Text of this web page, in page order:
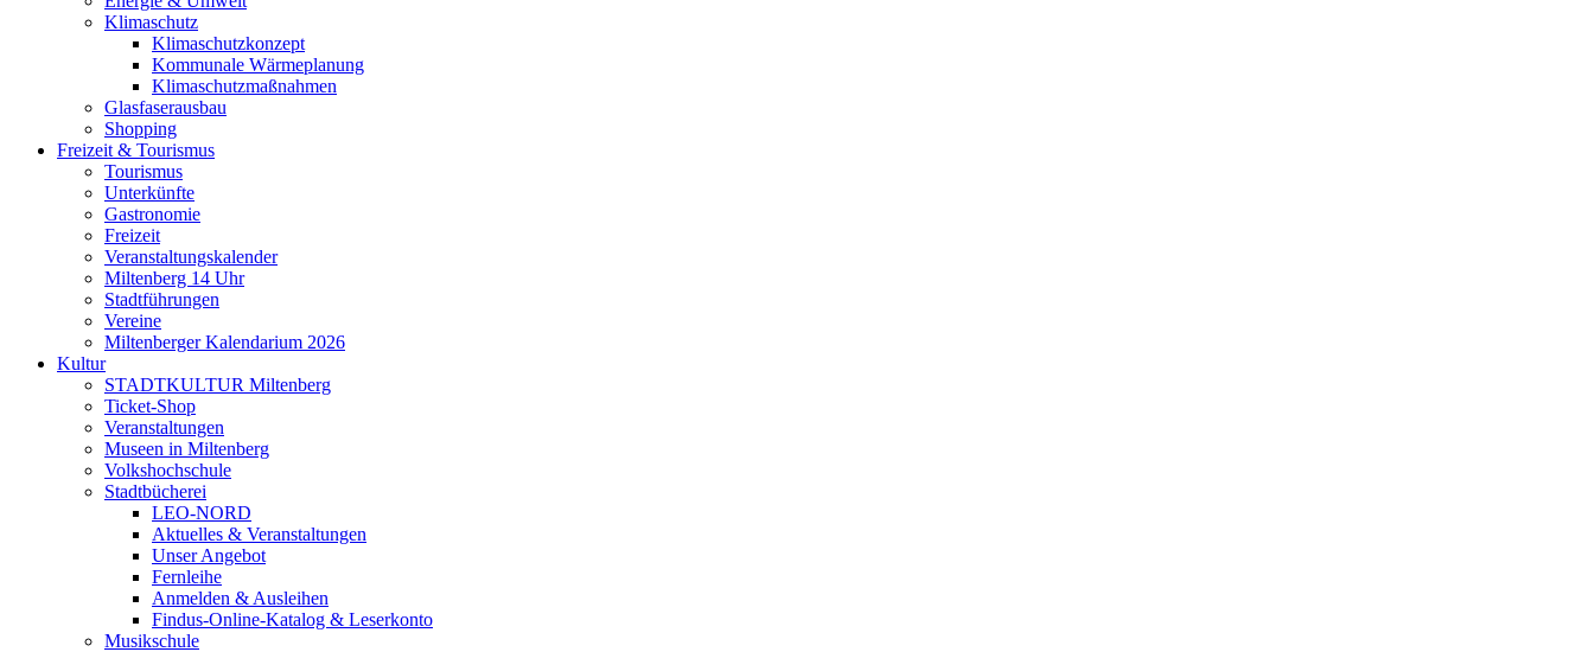
Klimaschutz
Klimaschutzkonzept
Kommunale Wärmeplanung
Klimaschutzmaßnahmen
Glasfaserausbau
Shopping
Freizeit & Tourismus
Tourismus
Unterkünfte
Gastronomie
Freizeit
Veranstaltungskalender
Miltenberg 14 Uhr
Stadtführungen
Vereine
Miltenberger Kalendarium 2026
Kultur
STADTKULTUR Miltenberg
Ticket-Shop
Veranstaltungen
Museen in Miltenberg
Volkshochschule
Stadtbücherei
LEO-NORD
Aktuelles & Veranstaltungen
Unser Angebot
Fernleihe
Anmelden & Ausleihen
Findus-Online-Katalog & Leserkonto
Musikschule